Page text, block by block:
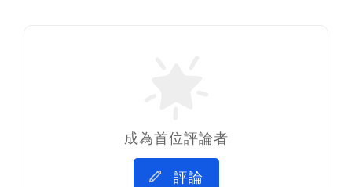
成為首位評論者
評論